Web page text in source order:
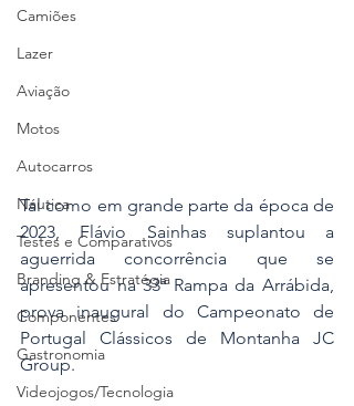
Camiões
Lazer
Aviação
Motos
Autocarros
Náutica
Testes e Comparativos
Branding & Estratégia
Componentes
Gastronomia
Videojogos/Tecnologia
Tal como em grande parte da época de
2023, Flávio Sainhas suplantou a
aguerrida concorrência que se
apresentou na 33ª Rampa da Arrábida,
prova inaugural do Campeonato de
Portugal Clássicos de Montanha JC
Group.